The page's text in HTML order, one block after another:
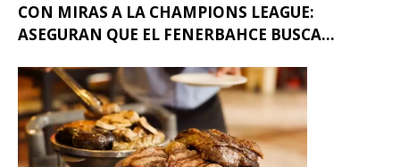
CON MIRAS A LA CHAMPIONS LEAGUE:
ASEGURAN QUE EL FENERBAHCE BUSCA...